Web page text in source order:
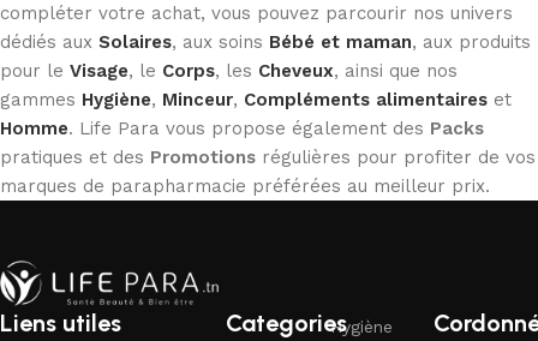
compléter votre achat, vous pouvez parcourir nos univers
dédiés aux Solaires, aux soins Bébé et maman, aux produits
pour le Visage, le Corps, les Cheveux, ainsi que nos
gammes Hygiène, Minceur, Compléments alimentaires et
Homme. Life Para vous propose également des Packs
pratiques et des Promotions régulières pour profiter de vos
marques de parapharmacie préférées au meilleur prix.
Liens utiles CategoriesHygiène